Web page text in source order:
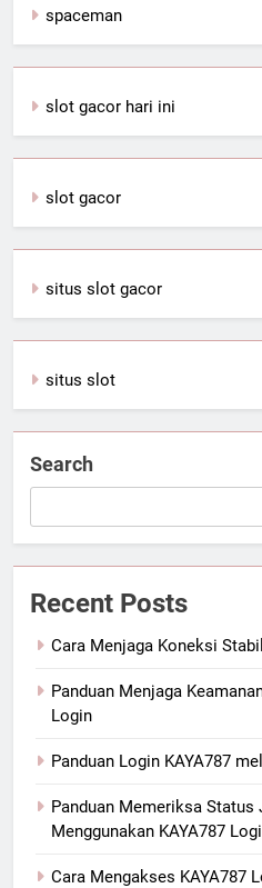
spaceman
slot gacor hari ini
slot gacor
situs slot gacor
situs slot
Search
Recent Posts
Cara Menjaga Koneksi
Panduan Menjaga
Login
Panduan Login KAYA787
Panduan Memeriksa Status
Menggunakan KAYA787
Cara Mengakses KAYA787